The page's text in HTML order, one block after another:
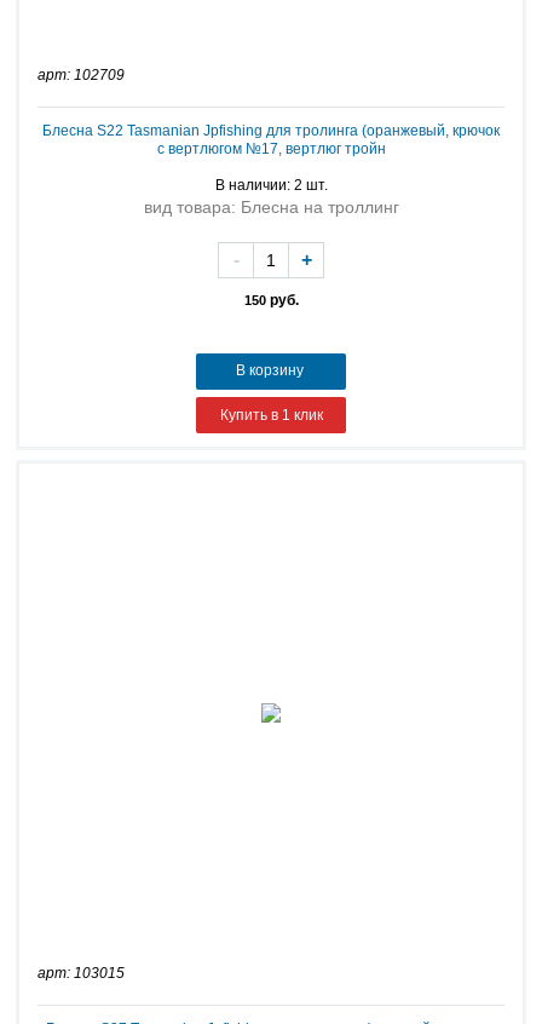
арт: 102709
Блесна S22 Tasmanian Jpfishing для тролинга (оранжевый, крючок
с вертлюгом №17, вертлюг тройн
В наличии: 2 шт.
вид товара: Блесна на троллинг
150руб.
- +
В корзину
Купить в 1 клик
арт: 103015